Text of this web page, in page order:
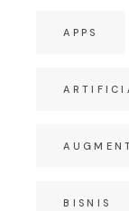
APPS
BISNIS